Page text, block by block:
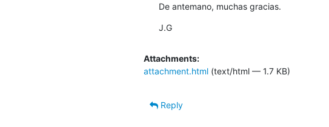
De antemano, muchas gracias.
J.G
Attachments:
attachment.html(text/html — 1.7 KB)
Reply